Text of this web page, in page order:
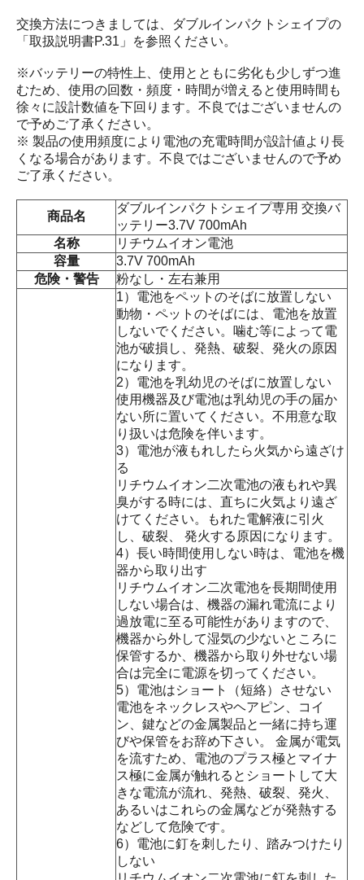
交換方法につきましては、ダブルインパクトシェイプの
「取扱説明書P.31」を参照ください。
※バッテリーの特性上、使用とともに劣化も少しずつ進
むため、使用の回数・頻度・時間が増えると使用時間も
徐々に設計数値を下回ります。不良ではございませんの
で予めご了承ください。
※ 製品の使用頻度により電池の充電時間が設計値より長
くなる場合があります。不良ではございませんので予め
ご了承ください。
商品名
ダブルインパクトシェイプ専用 交換バ
ッテリー3.7V 700mAh
名称
リチウムイオン電池
容量
3.7V 700mAh
危険・警告
粉なし・左右兼用
1）電池をペットのそばに放置しない
動物・ペットのそばには、電池を放置
しないでください。噛む等によって電
池が破損し、発熱、破裂、発火の原因
になります。
2）電池を乳幼児のそばに放置しない
使用機器及び電池は乳幼児の手の届か
ない所に置いてください。不用意な取
り扱いは危険を伴います。
3）電池が液もれしたら火気から遠ざけ
る
リチウムイオン二次電池の液もれや異
臭がする時には、直ちに火気より遠ざ
けてください。もれた電解液に引火
し、破裂、 発火する原因になります。
4）長い時間使用しない時は、電池を機
器から取り出す
リチウムイオン二次電池を長期間使用
しない場合は、機器の漏れ電流により
過放電に至る可能性がありますので、
機器から外して湿気の少ないところに
保管するか、機器から取り外せない場
合は完全に電源を切ってください。
5）電池はショート（短絡）させない
電池をネックレスやヘアピン、コイ
ン、鍵などの金属製品と一緒に持ち運
びや保管をお辞め下さい。 金属が電気
を流すため、電池のプラス極とマイナ
ス極に金属が触れるとショートして大
きな電流が流れ、発熱、破裂、発火、
あるいはこれらの金属などが発熱する
などして危険です。
6）電池に釘を刺したり、踏みつけたり
しない